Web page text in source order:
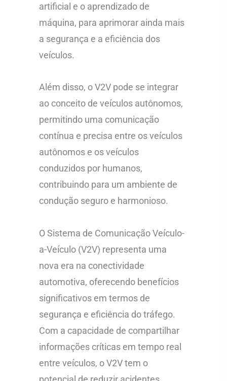
artificial e o aprendizado de
máquina, para aprimorar ainda mais
a segurança e a eficiência dos
veículos.
Além disso, o V2V pode se integrar
ao conceito de veículos autônomos,
permitindo uma comunicação
contínua e precisa entre os veículos
autônomos e os veículos
conduzidos por humanos,
contribuindo para um ambiente de
condução seguro e harmonioso.
O Sistema de Comunicação Veículo-
a-Veículo (V2V) representa uma
nova era na conectividade
automotiva, oferecendo benefícios
significativos em termos de
segurança e eficiência do tráfego.
Com a capacidade de compartilhar
informações críticas em tempo real
entre veículos, o V2V tem o